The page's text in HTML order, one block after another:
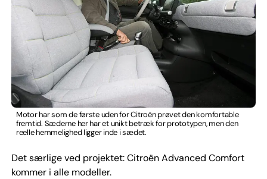
Motor har som de første uden for Citroën prøvet den komfortable
fremtid. Sæderne her har et unikt betræk for prototypen, men den
reelle hemmelighed ligger inde i sædet.
Det særlige ved projektet: Citroën Advanced Comfort
kommer i alle modeller.